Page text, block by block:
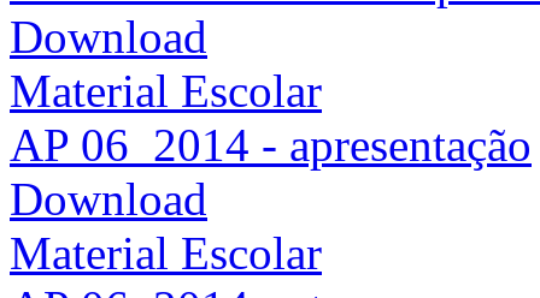
Download
Material Escolar
AP 06_2014 - apresentação
Download
Material Escolar